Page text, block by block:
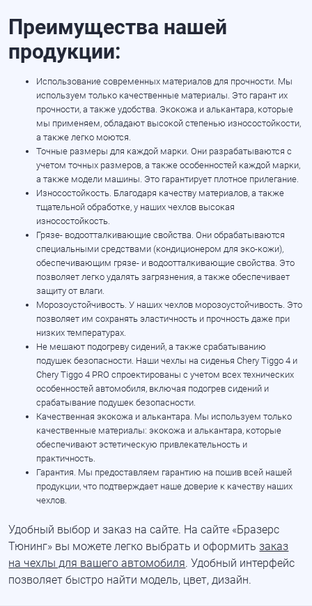
Преимущества нашей
продукции:
Использование современных материалов для прочности. Мы
используем только качественные материалы. Это гарант их
прочности, а также удобства. Экокожа и алькантара, которые
мы применяем, обладают высокой степенью износостойкости,
а также легко моются.
Точные размеры для каждой марки. Они разрабатываются с
учетом точных размеров, а также особенностей каждой марки,
а также модели машины. Это гарантирует плотное прилегание.
Износостойкость. Благодаря качеству материалов, а также
тщательной обработке, у наших чехлов высокая
износостойкость.
Грязе- водоотталкивающие свойства. Они обрабатываются
специальными средствами (кондиционером для эко-кожи),
обеспечивающим грязе- и водоотталкивающие свойства. Это
позволяет легко удалять загрязнения, а также обеспечивает
защиту от влаги.
Морозоустойчивость. У наших чехлов морозоустойчивость. Это
позволяет им сохранять эластичность и прочность даже при
низких температурах.
Не мешают подогреву сидений, а также срабатыванию
подушек безопасности. Наши чехлы на сиденья Chery Tiggo 4 и
Chery Tiggo 4 PRO спроектированы с учетом всех технических
особенностей автомобиля, включая подогрев сидений и
срабатывание подушек безопасности.
Качественная экокожа и алькантара. Мы используем только
качественные материалы: экокожа и алькантара, которые
обеспечивают эстетическую привлекательность и
практичность.
Гарантия. Мы предоставляем гарантию на пошив всей нашей
продукции, что подтверждает наше доверие к качеству наших
чехлов.
Удобный выбор и заказ на сайте. На сайте «Бразерс
Тюнинг» вы можете легко выбрать и оформить заказ
на чехлы для вашего автомобиля. Удобный интерфейс
позволяет быстро найти модель, цвет, дизайн.